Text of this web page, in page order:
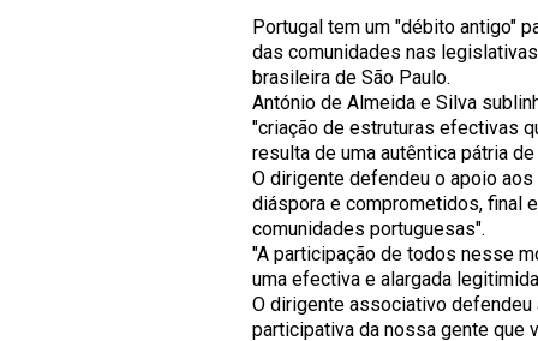
Portugal tem um "débito antigo"
das comunidades nas
brasileira de São Paulo.
António de Almeida e Silva
"criação de estruturas efectivas
resulta de uma autêntica pátria
O dirigente defendeu o apoio
diáspora e comprometidos, final
comunidades portuguesas".
"A participação de todos nesse
uma efectiva e alargada
O dirigente associativo
participativa da nossa gente que